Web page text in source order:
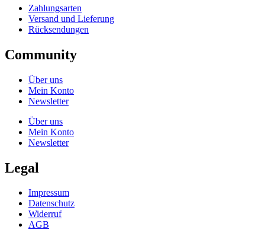
Zahlungsarten
Versand und Lieferung
Rücksendungen
Community
Über uns
Mein Konto
Newsletter
Über uns
Mein Konto
Newsletter
Legal
Impressum
Datenschutz
Widerruf
AGB